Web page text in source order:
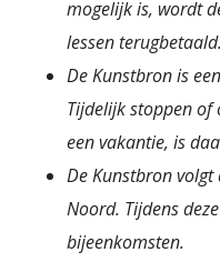
mogelijk is, wordt
lessen terugbetaald.
De Kunstbron is
Tijdelijk stoppen of
een vakantie, is
De Kunstbron
Noord. Tijdens
bijeenkomsten.